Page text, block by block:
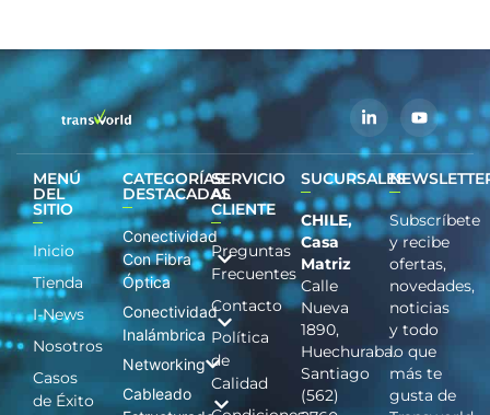
MENÚ
DEL
SITIO
Inicio
Tienda
I-News
Nosotros
Casos
de Éxito
CATEGORÍAS
DESTACADAS
Conectividad
Con Fibra
Óptica
Conectividad
Inalámbrica
Networking
Cableado
SERVICIO
AL
CLIENTE
Preguntas
Frecuentes
Contacto
Política
de
Calidad
SUCURSALES
CHILE,
Casa
Matriz
Calle
Nueva
1890,
Huechuraba.
Santiago
(562)
Subscríbete
y recibe
ofertas,
novedades,
noticias
y todo
lo que
más te
gusta de